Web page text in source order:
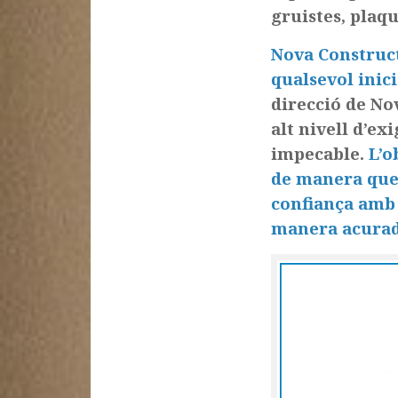
gruistes,
Nova
qualsevol
direcció de
alt nivell
impecable.
de manera
confiança
manera